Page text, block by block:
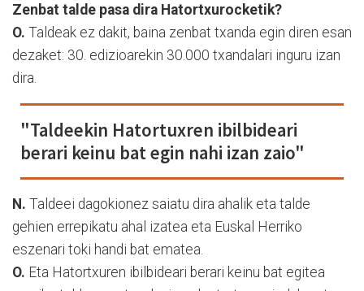
Zenbat talde pasa dira Hatortxurocketik?
O. Taldeak ez dakit, baina zenbat txanda egin diren esan
dezaket: 30. edizioarekin 30.000 txandalari inguru izan
dira.
"Taldeekin Hatortuxren ibilbideari
berari keinu bat egin nahi izan zaio"
N. Taldeei dagokionez saiatu dira ahalik eta talde
gehien errepikatu ahal izatea eta Euskal Herriko
eszenari toki handi bat ematea.
O. Eta Hatortxuren ibilbideari berari keinu bat egitea